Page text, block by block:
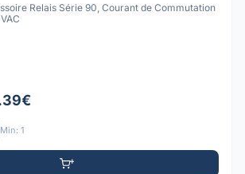
Relais Série 90, Courant de Commutation
Min: 1